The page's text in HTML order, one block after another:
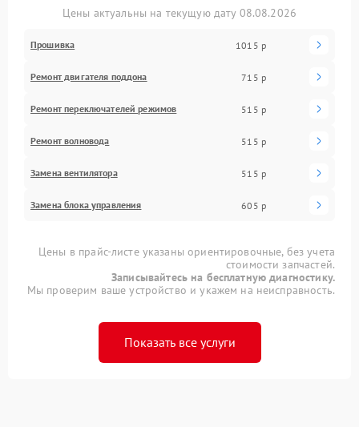
Цены актуальны на текущую дату 08.08.2026
Прошивка 1015 р
Ремонт двигателя поддона 715 р
Ремонт переключателей режимов 515 р
Ремонт волновода 515 р
Замена вентилятора 515 р
Замена блока управления 605 р
Цены в прайс-листе указаны ориентировочные, без учета
стоимости запчастей.
Записывайтесь на бесплатную диагностику.
Мы проверим ваше устройство и укажем на неисправность.
Показать все услуги